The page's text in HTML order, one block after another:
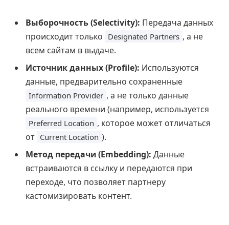
Выборочность (Selectivity): Передача данных
происходит только Designated Partners , а не
всем сайтам в выдаче.
Источник данных (Profile): Используются
данные, предварительно сохраненные
Information Provider , а не только данные
реального времени (например, используется
Preferred Location , которое может отличаться
от Current Location ).
Метод передачи (Embedding): Данные
встраиваются в ссылку и передаются при
переходе, что позволяет партнеру
кастомизировать контент.